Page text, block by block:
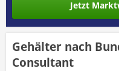
Jetzt
Gehälter nach
Consultant